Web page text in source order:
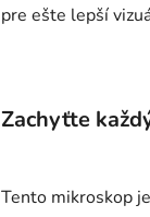
pre ešte lepší
Zachyťte
Tento mikroskop